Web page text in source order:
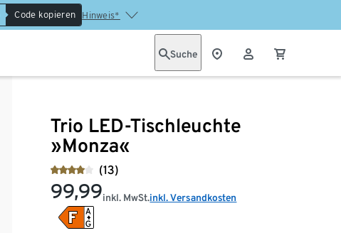
Code kopieren Hinweis*
Suche
Trio LED-Tischleuchte
»Monza«
(13)
99,99inkl. MwSt.inkl. Versandkosten